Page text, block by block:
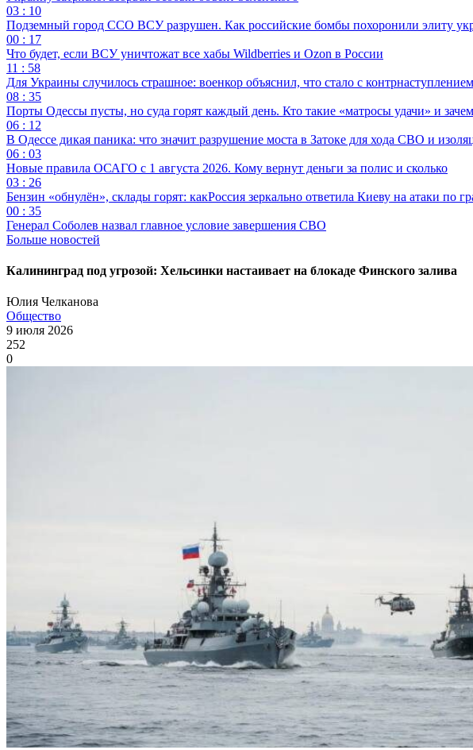
03 : 10
Подземный город ССО ВСУ разрушен. Как российские бомбы похоронили элиту
00 : 17
Что будет, если ВСУ уничтожат все хабы Wildberries и Ozon в России
11 : 58
Для Украины случилось страшное: военкор объяснил, что стало с
08 : 35
Порты Одессы пусты, но суда горят каждый день. Кто такие «матросы удачи» и
06 : 12
В Одессе дикая паника: что значит разрушение моста в Затоке для хода СВО и
06 : 03
Новые правила ОСАГО с 1 августа 2026. Кому вернут деньги за полис и сколько
03 : 26
Бензин «обнулён», склады горят: какРоссия зеркально ответила Киеву на атаки по
00 : 35
Генерал Соболев назвал главное условие завершения СВО
Больше новостей
Калининград под угрозой: Хельсинки настаивает на блокаде Финского залива
Юлия Челканова
Общество
9 июля 2026
252
0